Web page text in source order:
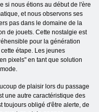
si nous étions au début de l'ère
et nous observons ses
pas dans le domaine de la
de jouets. Cette nostalgie est
pour la génération
étape. Les jeunes
pixels" en tant que solution
de plaisir lors du passage
une autre caractéristique des
toujours obligé d'être alerte, de